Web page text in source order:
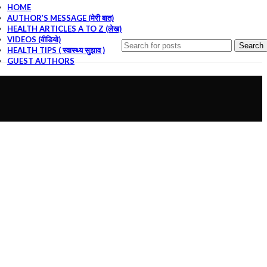
HOME
AUTHOR’S MESSAGE (मेरी बात)
HEALTH ARTICLES A TO Z (लेख)
VIDEOS (वीडियो)
HEALTH TIPS ( स्वास्थ्य सुझाव )
GUEST AUTHORS
Search